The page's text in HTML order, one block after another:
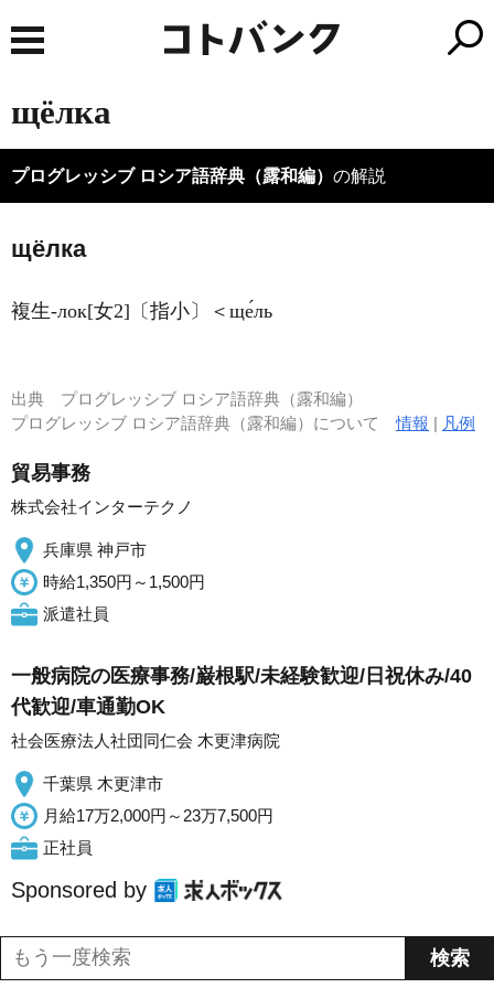
щёлка
プログレッシブ ロシア語辞典（露和編） の解説
щёлка
複生-лок[女2]〔指小〕＜ще́ль
出典 プログレッシブ ロシア語辞典（露和編）
プログレッシブ ロシア語辞典（露和編）について情報 | 凡例
貿易事務
株式会社インターテクノ
兵庫県 神戸市
時給1,350円～1,500円
派遣社員
一般病院の医療事務/巌根駅/未経験歓迎/日祝休み/40
代歓迎/車通勤OK
社会医療法人社団同仁会 木更津病院
千葉県 木更津市
月給17万2,000円～23万7,500円
正社員
Sponsored by